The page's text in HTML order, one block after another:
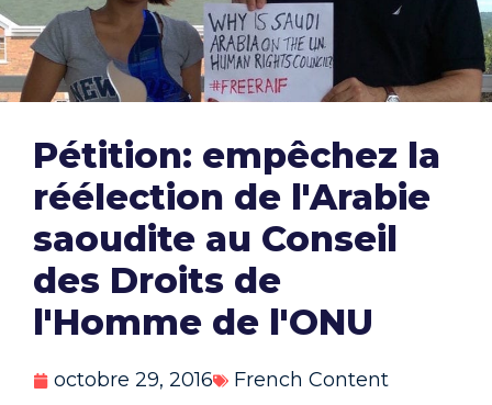
Pétition: empêchez la
réélection de l'Arabie
saoudite au Conseil
des Droits de
l'Homme de l'ONU
octobre 29, 2016 French Content